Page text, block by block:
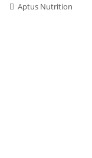
Aptus Nutrition